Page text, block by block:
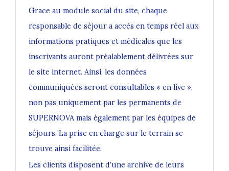
Grace au module social du site, chaque
responsable de séjour a accès en temps réel aux
informations pratiques et médicales que les
inscrivants auront préalablement délivrées sur
le site internet. Ainsi, les données
communiquées seront consultables « en live »,
non pas uniquement par les permanents de
SUPERNOVA mais également par les équipes de
séjours. La prise en charge sur le terrain se
trouve ainsi facilitée.
Les clients disposent d’une archive de leurs